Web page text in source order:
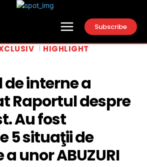
Subscribe
HIGHLIGHT
interne a
Raportul despre
Au fost
5 situaţii de
unor ABUZURI